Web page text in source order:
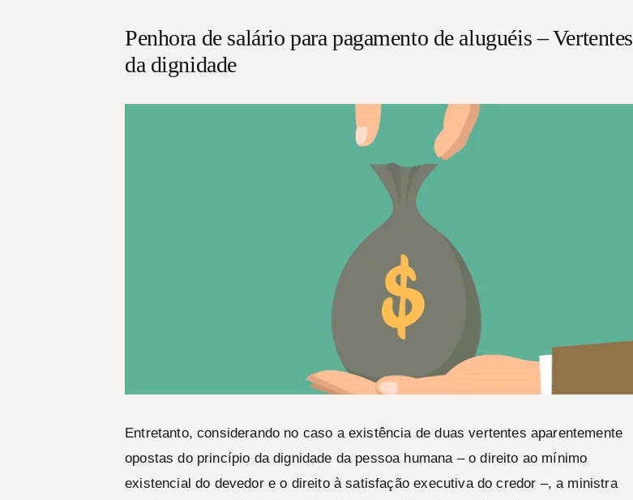
Penhora de salário para pagamento de aluguéis – Vertentes
da dignidade
Entretanto, considerando no caso a existência de duas vertentes aparentemente
opostas do princípio da dignidade da pessoa humana – o direito ao mínimo
existencial do devedor e o direito à satisfação executiva do credor –, a ministra